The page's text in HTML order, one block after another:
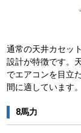
通常の天井カセッ
設計が特徴です。
でエアコンを目立
間に適しています。
8馬力